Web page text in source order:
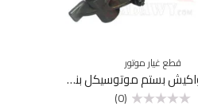
قطع غيار موتور
طقم شواكيش بستم موتوسيكل بنلي 200
(0)